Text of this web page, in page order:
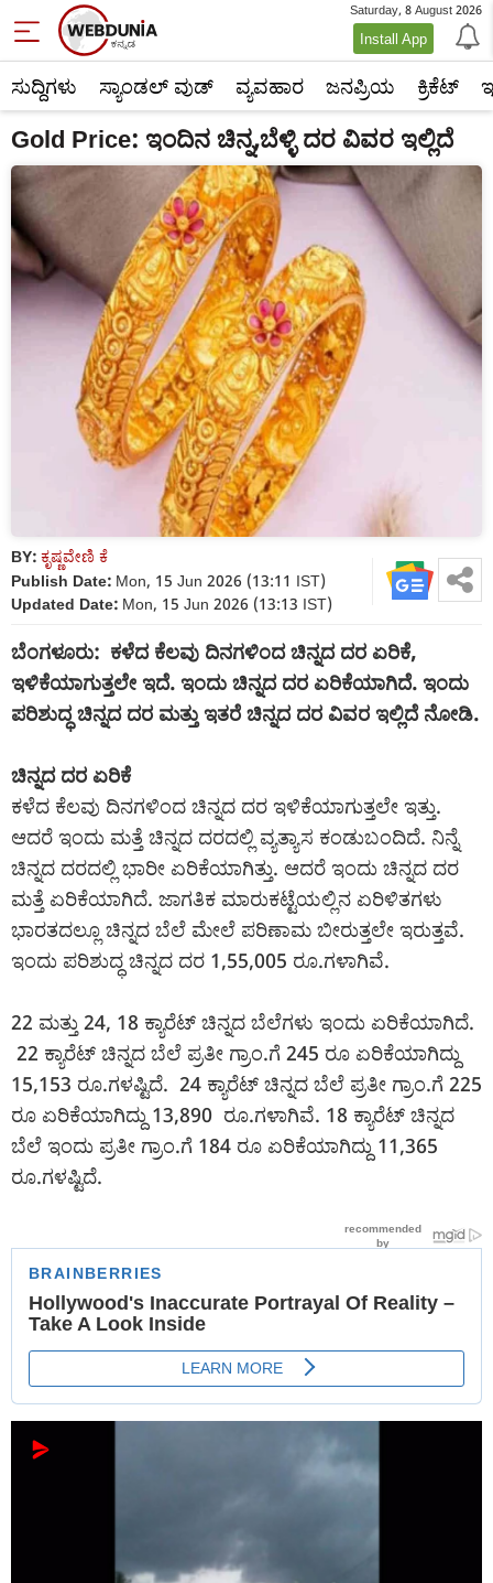
Saturday, 8 August 2026
Install App
ಸುದ್ದಿಗಳು ಸ್ಯಾಂಡಲ್ ವುಡ್ ವ್ಯವಹಾರ ಜನಪ್ರಿಯ ಕ್ರಿಕೆಟ್‌
Gold Price: ಇಂದಿನ ಚಿನ್ನ,ಬೆಳ್ಳಿ ದರ ವಿವರ ಇಲ್ಲಿದೆ
BY: ಕೃಷ್ಣವೇಣಿ ಕೆ
Publish Date: Mon, 15 Jun 2026 (13:11 IST)
Updated Date: Mon, 15 Jun 2026 (13:13 IST)
ಬೆಂಗಳೂರು: ಕಳೆದ ಕೆಲವು ದಿನಗಳಿಂದ ಚಿನ್ನದ ದರ ಏರಿಕೆ,
ಇಳಿಕೆಯಾಗುತ್ತಲೇ ಇದೆ. ಇಂದು ಚಿನ್ನದ ದರ ಏರಿಕೆಯಾಗಿದೆ. ಇಂದು
ಪರಿಶುದ್ಧ ಚಿನ್ನದ ದರ ಮತ್ತು ಇತರೆ ಚಿನ್ನದ ದರ ವಿವರ ಇಲ್ಲಿದೆ ನೋಡಿ.
ಚಿನ್ನದ ದರ ಏರಿಕೆ
ಕಳೆದ ಕೆಲವು ದಿನಗಳಿಂದ ಚಿನ್ನದ ದರ ಇಳಿಕೆಯಾಗುತ್ತಲೇ ಇತ್ತು.
ಆದರೆ ಇಂದು ಮತ್ತೆ ಚಿನ್ನದ ದರದಲ್ಲಿ ವ್ಯತ್ಯಾಸ ಕಂಡುಬಂದಿದೆ. ನಿನ್ನೆ
ಚಿನ್ನದ ದರದಲ್ಲಿ ಭಾರೀ ಏರಿಕೆಯಾಗಿತ್ತು. ಆದರೆ ಇಂದು ಚಿನ್ನದ ದರ
ಮತ್ತೆ ಏರಿಕೆಯಾಗಿದೆ. ಜಾಗತಿಕ ಮಾರುಕಟ್ಟೆಯಲ್ಲಿನ ಏರಿಳಿತಗಳು
ಭಾರತದಲ್ಲೂ ಚಿನ್ನದ ಬೆಲೆ ಮೇಲೆ ಪರಿಣಾಮ ಬೀರುತ್ತಲೇ ಇರುತ್ತವೆ.
ಇಂದು ಪರಿಶುದ್ಧ ಚಿನ್ನದ ದರ 1,55,005 ರೂ.ಗಳಾಗಿವೆ.
22 ಮತ್ತು 24, 18 ಕ್ಯಾರೆಟ್ ಚಿನ್ನದ ಬೆಲೆಗಳು ಇಂದು ಏರಿಕೆಯಾಗಿದೆ.
22 ಕ್ಯಾರೆಟ್ ಚಿನ್ನದ ಬೆಲೆ ಪ್ರತೀ ಗ್ರಾಂ.ಗೆ 245 ರೂ ಏರಿಕೆಯಾಗಿದ್ದು
15,153 ರೂ.ಗಳಷ್ಟಿದೆ. 24 ಕ್ಯಾರೆಟ್ ಚಿನ್ನದ ಬೆಲೆ ಪ್ರತೀ ಗ್ರಾಂ.ಗೆ 225
ರೂ ಏರಿಕೆಯಾಗಿದ್ದು 13,890 ರೂ.ಗಳಾಗಿವೆ. 18 ಕ್ಯಾರೆಟ್ ಚಿನ್ನದ
ಬೆಲೆ ಇಂದು ಪ್ರತೀ ಗ್ರಾಂ.ಗೆ 184 ರೂ ಏರಿಕೆಯಾಗಿದ್ದು 11,365
ರೂ.ಗಳಷ್ಟಿದೆ.